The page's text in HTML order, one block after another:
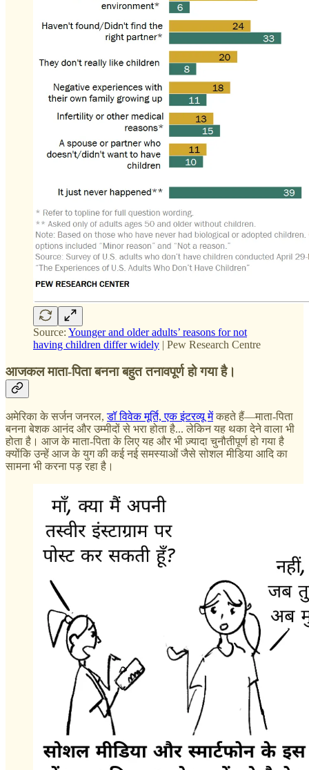
Source: Younger and older adults’ reasons for not
having children differ widely | Pew Research Centre
आजकल माता-पिता बनना बहुत तनावपूर्ण हो गया है।
अमेरिका के सर्जन जनरल,डॉ विवेक मूर्ति, एक इंटरव्यू मेंकहते हैं—माता-पिता
बनना बेशक आनंद और उम्मीदों से भरा होता है... लेकिन यह थका देने वाला भी
होता है। आज के माता-पिता के लिए यह और भी ज़्यादा चुनौतीपूर्ण हो गया है
क्योंकि उन्हें आज के युग की कई नई समस्याओं जैसे सोशल मीडिया आदि का
सामना भी करना पड़ रहा है।